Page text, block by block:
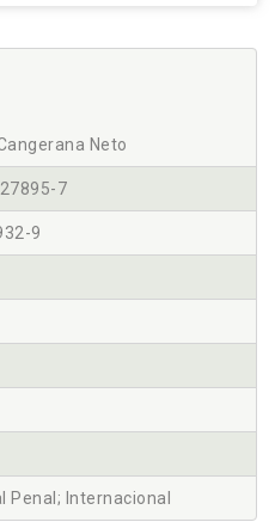
Neto
7
9
Penal; Internacional